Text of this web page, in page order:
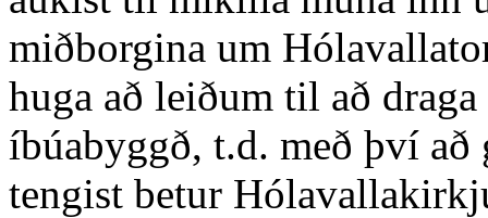
miðborgina um
huga að leiðum til að
íbúabyggð, t.d. með því að
tengist betur